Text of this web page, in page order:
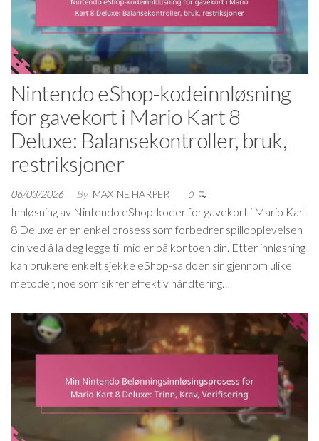
Nintendo eShop-kodeinnløsning
for gavekort i Mario Kart 8
Deluxe: Balansekontroller, bruk,
restriksjoner
06/03/2026 By MAXINE HARPER 0
Innløsning av Nintendo eShop-koder for gavekort i Mario Kart
8 Deluxe er en enkel prosess som forbedrer spillopplevelsen
din ved å la deg legge til midler på kontoen din. Etter innløsning
kan brukere enkelt sjekke eShop-saldoen sin gjennom ulike
metoder, noe som sikrer effektiv håndtering…